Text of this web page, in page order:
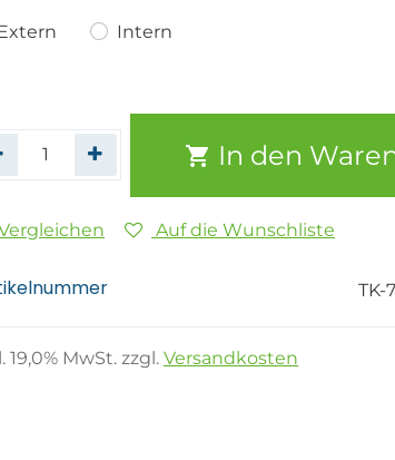
Intern
In den
Auf die Wunschliste
TK-
19,0% MwSt. zzgl. Versandkosten